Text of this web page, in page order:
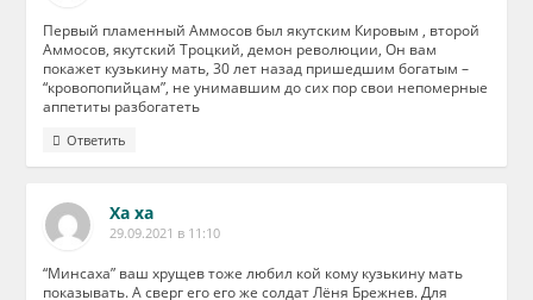
Первый пламенный Аммосов был якутским Кировым , второй
Аммосов, якутский Троцкий, демон революции, Он вам
покажет кузькину мать, 30 лет назад пришедшим богатым –
“кровопопийцам”, не унимавшим до сих пор свои непомерные
аппетиты разбогатеть
Ответить
Ха ха
29.09.2021 в 11:10
“Минсаха” ваш хрущев тоже любил кой кому кузькину мать
показывать. А сверг его его же солдат Лёня Брежнев. Для